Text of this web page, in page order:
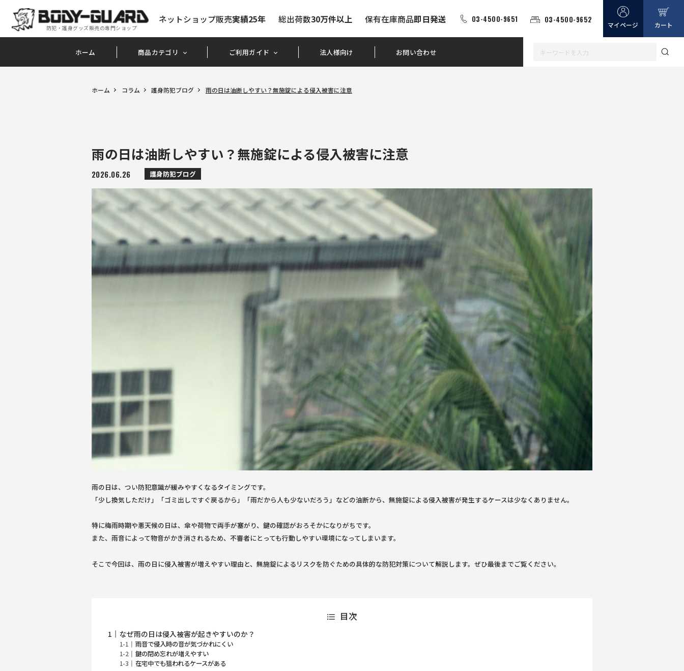
防犯・護身グッズ販売の専門ショップ
ネットショップ販売実績25年 総出荷数30万件以上 保有在庫商品即日発送 03-4500-9651 03-4500-9652
マイページ カート
ホーム 商品カテゴリ ご利用ガイド 法人様向け お問い合わせ
ホーム コラム 護身防犯ブログ 雨の日は油断しやすい？無施錠による侵入被害に注意
雨の日は油断しやすい？無施錠による侵入被害に注意
2026.06.26 護身防犯ブログ
雨の日は、つい防犯意識が緩みやすくなるタイミングです。
「少し換気しただけ」「ゴミ出しですぐ戻るから」「雨だから人も少ないだろう」などの油断から、無施錠による侵入被害が発生するケースは少なくありません。
特に梅雨時期や悪天候の日は、傘や荷物で両手が塞がり、鍵の確認がおろそかになりがちです。
また、雨音によって物音がかき消されるため、不審者にとっても行動しやすい環境になってしまいます。
そこで今回は、雨の日に侵入被害が増えやすい理由と、無施錠によるリスクを防ぐための具体的な防犯対策について解説します。ぜひ最後までご覧ください。
目次
なぜ雨の日は侵入被害が起きやすいのか？
雨音で侵入時の音が気づかれにくい
鍵の閉め忘れが増えやすい
在宅中でも狙われるケースがある